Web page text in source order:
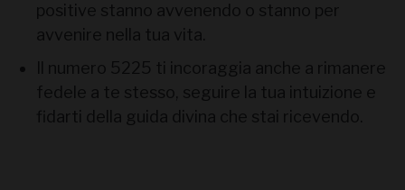
positive stanno avvenendo o stanno per
avvenire nella tua vita.
Il numero 5225 ti incoraggia anche a rimanere
fedele a te stesso, seguire la tua intuizione e
fidarti della guida divina che stai ricevendo.